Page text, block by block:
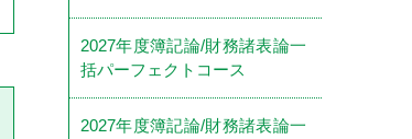
2027年度簿記論/財務諸表論一
括パーフェクトコース
2027年度簿記論/財務諸表論一